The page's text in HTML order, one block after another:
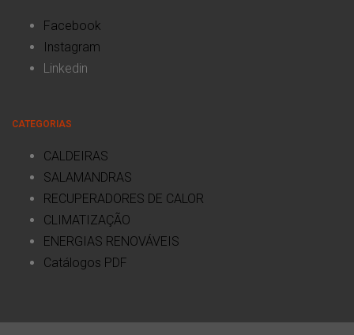
Facebook
Instagram
Linkedin
CATEGORIAS
CALDEIRAS
SALAMANDRAS
RECUPERADORES DE CALOR
CLIMATIZAÇÃO
ENERGIAS RENOVÁVEIS
Catálogos PDF